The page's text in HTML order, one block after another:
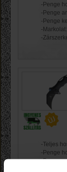
-Penge
-Penge
-Penge
-
-
-Teljes
-Penge
-Penge